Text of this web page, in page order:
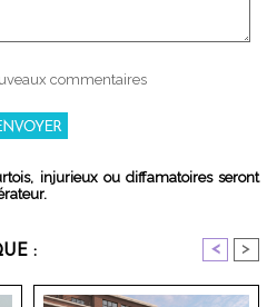
commentaires
injurieux ou diffamatoires seront
: < >